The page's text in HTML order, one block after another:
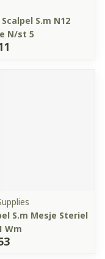
S.m N12
N/st 5
S.m Mesje Steriel
Wm